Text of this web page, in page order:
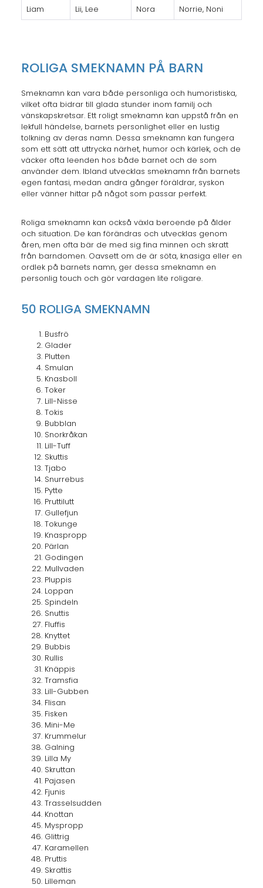
Liam
Lii, Lee Nora Norrie, Noni
ROLIGA SMEKNAMN PÅ BARN
Smeknamn kan vara både personliga och humoristiska,
vilket ofta bidrar till glada stunder inom familj och
vänskapskretsar. Ett roligt smeknamn kan uppstå från en
lekfull händelse, barnets personlighet eller en lustig
tolkning av deras namn. Dessa smeknamn kan fungera
som ett sätt att uttrycka närhet, humor och kärlek, och de
väcker ofta leenden hos både barnet och de som
använder dem. Ibland utvecklas smeknamn från barnets
egen fantasi, medan andra gånger föräldrar, syskon
eller vänner hittar på något som passar perfekt.
Roliga smeknamn kan också växla beroende på ålder
och situation. De kan förändras och utvecklas genom
åren, men ofta bär de med sig fina minnen och skratt
från barndomen. Oavsett om de är söta, knasiga eller en
ordlek på barnets namn, ger dessa smeknamn en
personlig touch och gör vardagen lite roligare.
50 ROLIGA SMEKNAMN
Busfrö
Glader
Plutten
Smulan
Knasboll
Toker
Lill-Nisse
Tokis
Bubblan
Snorkråkan
Lill-Tuff
Skuttis
Tjabo
Snurrebus
Pytte
Pruttilutt
Gullefjun
Tokunge
Knaspropp
Pärlan
Godingen
Mullvaden
Pluppis
Loppan
Spindeln
Snuttis
Fluffis
Knyttet
Bubbis
Rullis
Knäppis
Tramsfia
Lill-Gubben
Flisan
Fisken
Mini-Me
Krummelur
Galning
Lilla My
Skruttan
Pajasen
Fjunis
Trasselsudden
Knottan
Myspropp
Glittrig
Karamellen
Pruttis
Skrattis
Lilleman